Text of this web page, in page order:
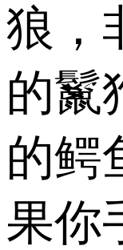
狼，
的鬣
的鳄
果你